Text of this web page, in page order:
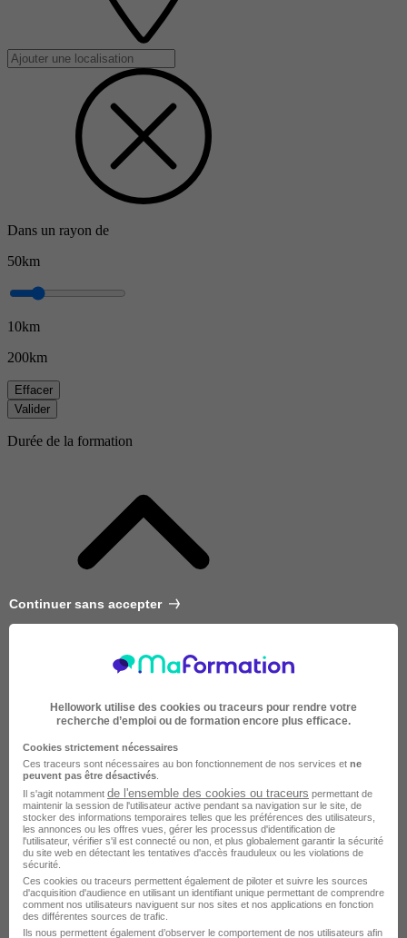
Dans un rayon de
50km
10km
200km
Effacer
Valider
Durée de la formation
Très courte
Continuer sans accepter
Hellowork utilise des cookies ou traceurs pour rendre votre
recherche d’emploi ou de formation encore plus efficace.
Cookies strictement nécessaires
Ces traceurs sont nécessaires au bon fonctionnement de nos services et ne
peuvent pas être désactivés
Il s'agit notamment de l'ensemble des cookies ou traceurs permettant de
maintenir la session de l'utilisateur active pendant sa navigation sur le site, de
stocker des informations temporaires telles que les préférences des utilisateurs,
les annonces ou les offres vues, gérer les processus d'identification de
l'utilisateur, vérifier s'il est connecté ou non, et plus globalement garantir la sécurité
du site web en détectant les tentatives d'accès frauduleux ou les violations de
sécurité.
Ces cookies ou traceurs permettent également de piloter et suivre les sources
d'acquisition d'audience en utilisant un identifiant unique permettant de comprendre
comment nos utilisateurs naviguent sur nos sites et nos applications en fonction
des différentes sources de trafic.
Ils nous permettent également d’observer le comportement de nos utilisateurs afin